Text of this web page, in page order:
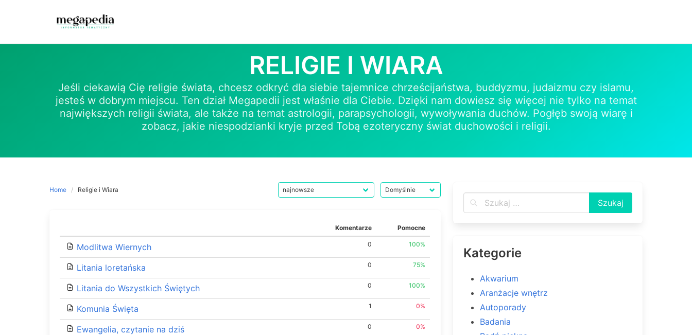
to
RELIGIE I WIARA
Jeśli ciekawią Cię religie świata, chcesz odkryć dla siebie tajemnice chrześcijaństwa, buddyzmu, judaizmu czy islamu,
jesteś w dobrym miejscu. Ten dział Megapedii jest właśnie dla Ciebie. Dzięki nam dowiesz się więcej nie tylko na temat
największych religii świata, ale także na temat astrologii, parapsychologii, wywoływania duchów. Pogłęb swoją wiarę i
zobacz, jakie niespodzianki kryje przed Tobą ezoteryczny świat duchowości i religii.
Home Religie i Wiara
Komentarze Pomocne
Modlitwa Wiernych 0 100%
Litania loretańska 0 75%
Litania do Wszystkich Świętych 0 100%
Komunia Święta 1 0%
Ewangelia, czytanie na dziś 0 0%
Kategorie
Akwarium
Aranżacje wnętrz
Autoporady
Badania